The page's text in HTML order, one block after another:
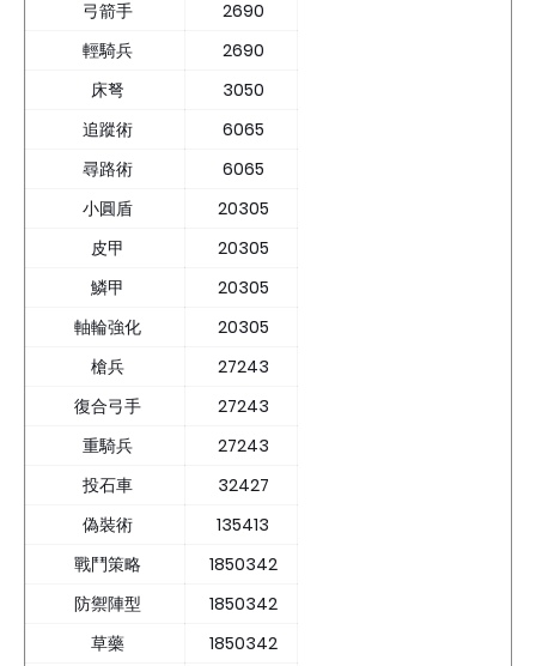
弓箭手
2690
輕騎兵
2690
床弩
3050
追蹤術
6065
尋路術
6065
小圓盾
20305
皮甲
20305
鱗甲
20305
軸輪強化
20305
槍兵
27243
復合弓手
27243
重騎兵
27243
投石車
32427
偽裝術
135413
戰鬥策略
1850342
防禦陣型
1850342
草藥
1850342